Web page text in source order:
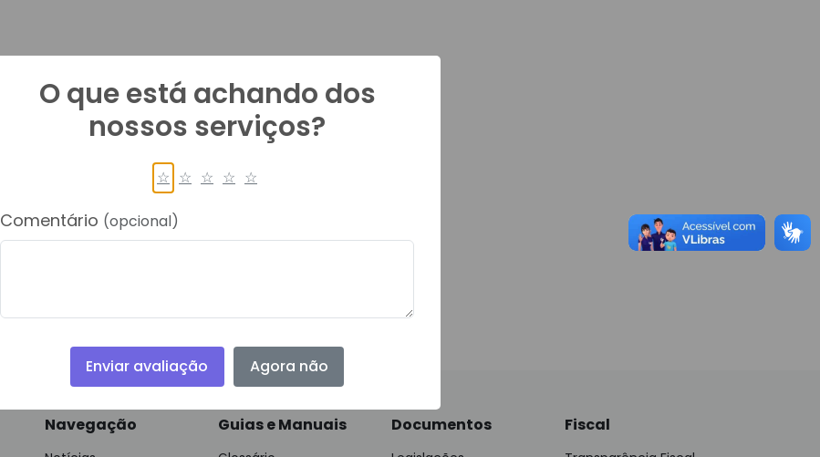
Navegação Guias e Manuais Documentos Fiscal
O que está achando dos
nossos serviços?
☆ ☆ ☆ ☆ ☆
Comentário (opcional)
Enviar avaliação Agora não